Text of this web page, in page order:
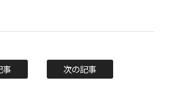
事 次の記事